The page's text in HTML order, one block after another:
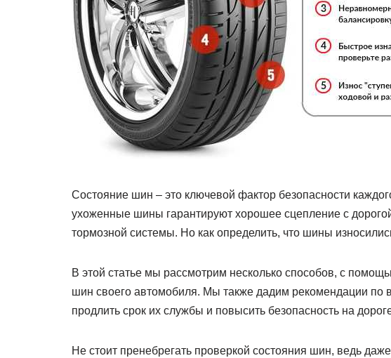
Состояние шин – это ключевой фактор безопасности
ухоженные шины гарантируют хорошее сцепление с
тормозной системы. Но как определить, что шины
В этой статье мы рассмотрим несколько способов, с
шин своего автомобиля. Мы также дадим рекомендации по
продлить срок их службы и повысить безопасность на
Не стоит пренебрегать проверкой состояния шин, ведь